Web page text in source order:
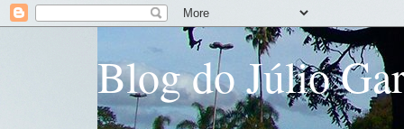
Blog do Júlio